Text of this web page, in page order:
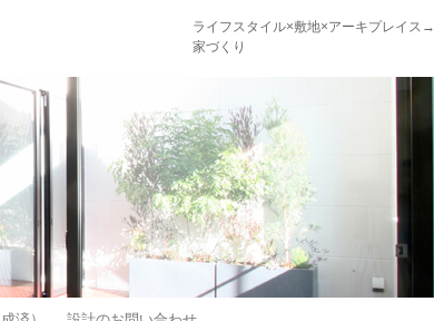
ライフスタイル×敷地×アーキプレイス→
家づくり